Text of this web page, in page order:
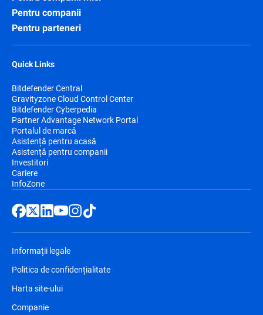
Pentru companii
Pentru parteneri
Quick Links
Bitdefender Central
Gravityzone Cloud Control Center
Bitdefender Cyberpedia
Partner Advantage Network Portal
Portalul de marcă
Asistență pentru acasă
Asistență pentru companii
Investitori
Cariere
InfoZone
Informații legale
Politica de confidențialitate
Harta site-ului
Companie